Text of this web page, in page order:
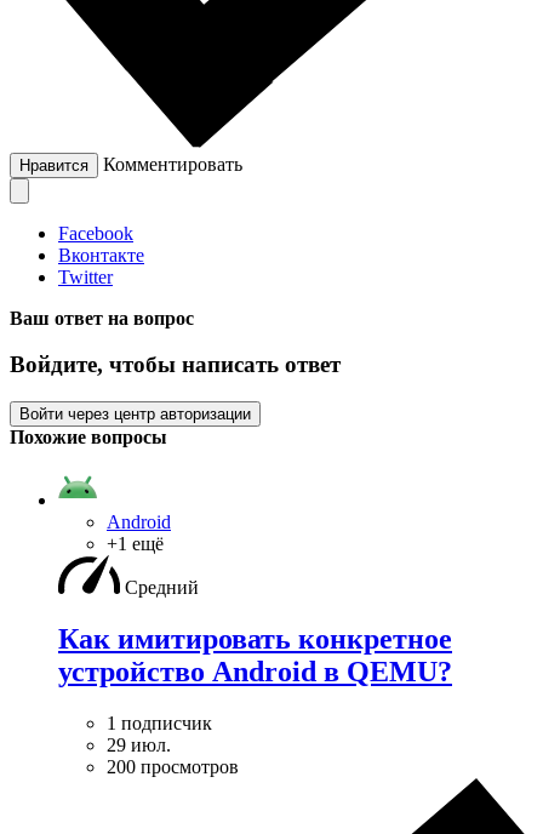
Нравится Комментировать
Facebook
Вконтакте
Twitter
Ваш ответ на вопрос
Войдите, чтобы написать ответ
Войти через центр авторизации
Похожие вопросы
Android
+1 ещё
Средний
Как имитировать конкретное
устройство Android в QEMU?
1 подписчик
29 июл.
200 просмотров